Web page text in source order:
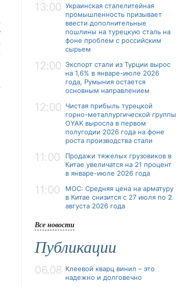
13:00 Украинская сталелитейная
промышленность призывает
ввести дополнительные
пошлины на турецкую сталь на
фоне проблем с российским
сырьем
12:00 Экспорт стали из Турции вырос
на 1,6% в январе-июле 2026
года, Румыния остается
основным направлением
12:00 Чистая прибыль турецкой
горно-металлургической группы
OYAK выросла в первом
полугодии 2026 года на фоне
роста производства стали
11:00
Продажи тяжелых грузовиков в
Китае увеличатся на 21 процент
в январе-июле 2026 года
11:00
MOC: Средняя цена на арматуру
в Китае снизится с 27 июля по 2
августа 2026 года
Все новости
Публикации
06.08 Клеевой кварц винил – это
надежно и долговечно